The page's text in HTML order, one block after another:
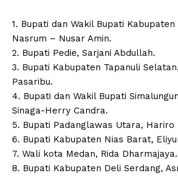
1. Bupati dan Wakil Bupati Kabupaten
Nasrum – Nusar Amin.
2. Bupati Pedie, Sarjani Abdullah.
3. Bupati Kabupaten Tapanuli
Pasaribu.
4. Bupati dan Wakil Bupati
Sinaga-Herry Candra.
5. Bupati Padanglawas Utara, Hariro
6. Bupati Kabupaten Nias Barat,
7. Wali kota Medan, Rida Dharmajaya.
8. Bupati Kabupaten Deli Serdang,